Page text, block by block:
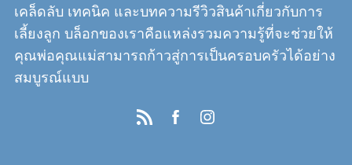
i
o
n
เคล็ดลับ เทคนิค และบทความรีวิวสินค้าเกี่ยวกับการ
เลี้ยงลูก บล็อกของเราคือแหล่งรวมความรู้ที่จะช่วยให้
คุณพ่อคุณแม่สามารถก้าวสู่การเป็นครอบครัวได้อย่าง
สมบูรณ์แบบ